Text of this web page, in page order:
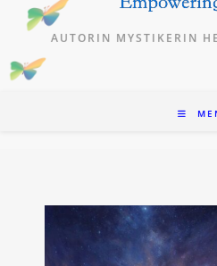
AUTORIN MYSTIKERIN